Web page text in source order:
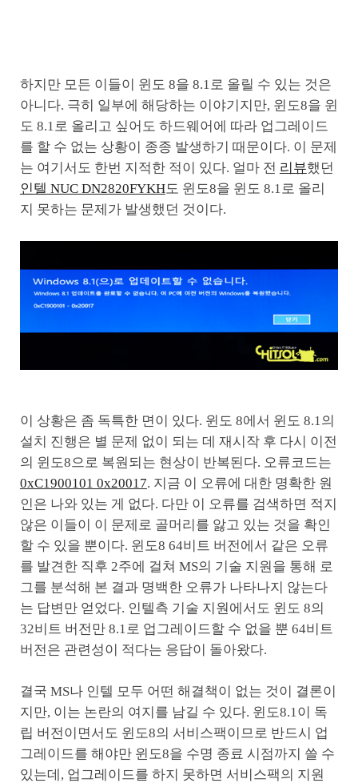
하지만 모든 이들이 윈도 8을 8.1로 올릴 수 있는 것은
아니다. 극히 일부에 해당하는 이야기지만, 윈도8을 윈
도 8.1로 올리고 싶어도 하드웨어에 따라 업그레이드
를 할 수 없는 상황이 종종 발생하기 때문이다. 이 문제
는 여기서도 한번 지적한 적이 있다. 얼마 전 리뷰했던
인텔 NUC DN2820FYKH도 윈도8을 윈도 8.1로 올리
지 못하는 문제가 발생했던 것이다.
이 상황은 좀 독특한 면이 있다. 윈도 8에서 윈도 8.1의
설치 진행은 별 문제 없이 되는 데 재시작 후 다시 이전
의 윈도8으로 복원되는 현상이 반복된다. 오류코드는
0xC1900101 0x20017. 지금 이 오류에 대한 명확한 원
인은 나와 있는 게 없다. 다만 이 오류를 검색하면 적지
않은 이들이 이 문제로 골머리를 앓고 있는 것을 확인
할 수 있을 뿐이다. 윈도8 64비트 버전에서 같은 오류
를 발견한 직후 2주에 걸쳐 MS의 기술 지원을 통해 로
그를 분석해 본 결과 명백한 오류가 나타나지 않는다
는 답변만 얻었다. 인텔측 기술 지원에서도 윈도 8의
32비트 버전만 8.1로 업그레이드할 수 없을 뿐 64비트
버전은 관련성이 적다는 응답이 돌아왔다.
결국 MS나 인텔 모두 어떤 해결책이 없는 것이 결론이
지만, 이는 논란의 여지를 남길 수 있다. 윈도8.1이 독
립 버전이면서도 윈도8의 서비스팩이므로 반드시 업
그레이드를 해야만 윈도8을 수명 종료 시점까지 쓸 수
있는데, 업그레이드를 하지 못하면 서비스팩의 지원